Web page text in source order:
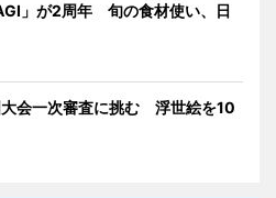
」が2周年 旬の食材使い、日
会一次審査に挑む 浮世絵を10